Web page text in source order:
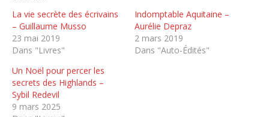
La vie secrète des écrivains
– Guillaume Musso
23 mai 2019
Dans "Livres"
Indomptable Aquitaine –
Aurélie Depraz
2 mars 2019
Dans "Auto-Édités"
Un Noël pour percer les
secrets des Highlands –
Sybil Redevil
9 mars 2025